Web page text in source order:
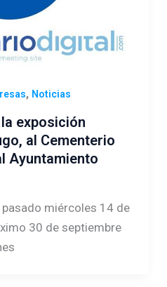
, Noticias
exposición
al Cementerio
Ayuntamiento
miércoles 14 de
30 de septiembre